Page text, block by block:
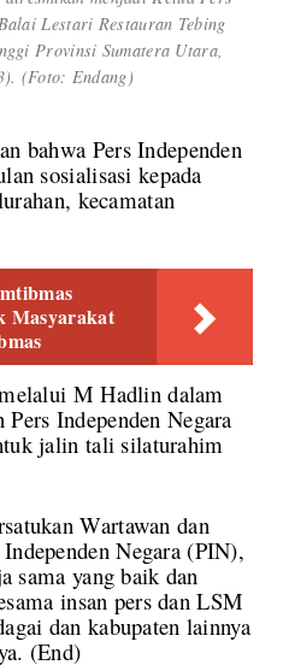
Lestari Restauran Tebing
Provinsi Sumatera Utara,
(Foto: Endang)
bahwa Pers Independen
sosialisasi kepada
kecamatan
Masyarakat
M Hadlin dalam
Pers Independen Negara
jalin tali silaturahim
Wartawan dan
Negara (PIN),
sama yang baik dan
insan pers dan LSM
dan kabupaten lainnya
(End)